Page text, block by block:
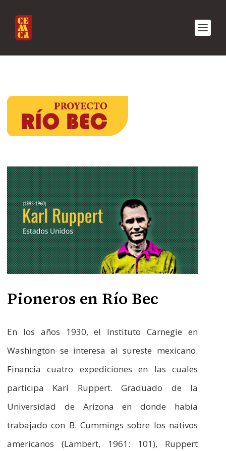
Pioneros en Río Bec
En los años 1930, el Instituto Carnegie en
Washington se interesa al sureste mexicano.
Financia cuatro expediciones en las cuales
participa Karl Ruppert. Graduado de la
Universidad de Arizona en donde había
trabajado con B. Cummings sobre los nativos
americanos (Lambert, 1961: 101), Ruppert